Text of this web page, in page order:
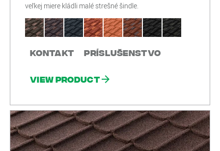
veľkej miere kládli malé strešné šindle.
Kontakt Príslušenstvo
View product